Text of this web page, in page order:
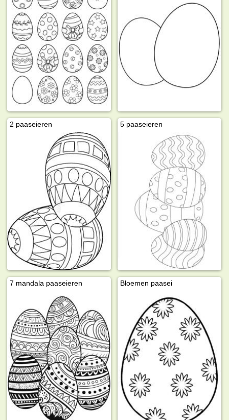
2 paaseieren 5 paaseieren
7 mandala paaseieren Bloemen paasei